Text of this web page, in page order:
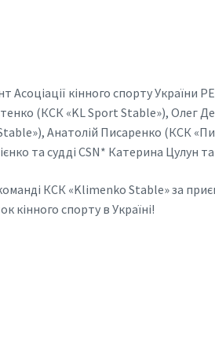
кінного спорту України
(КСК «KL Sport Stable»), Олег
Анатолій Писаренко (КСК
та судді CSN* Катерина Цулун
КСК «Klimenko Stable» за
кінного спорту в Україні!